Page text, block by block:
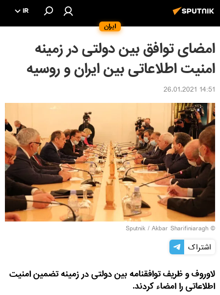
ایران
IR
امضای توافق بین دولتی در زمینه
امنیت اطلاعاتی بین ایران و روسیه
14:51 26.01.2021
© Sputnik / Akbar Sharifiniaragh
اشتراک
لاوروف و ظریف توافقنامه بین دولتی در زمینه تضمین امنیت
اطلاعاتی را امضاء کردند.